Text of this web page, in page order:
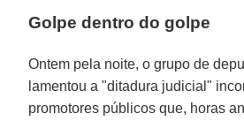
Golpe dentro do golpe
Ontem pela noite, o grupo de
lamentou a "ditadura judicial"
promotores públicos que, horas